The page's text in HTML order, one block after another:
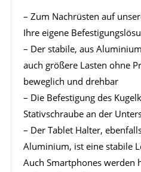
– Zum Nachrüsten auf
Ihre eigene
– Der stabile, aus
auch größere Lasten ohne
beweglich und drehbar
– Die Befestigung des
Stativschraube an der
– Der Tablet Halter,
Aluminium, ist eine stabile
Auch Smartphones werden